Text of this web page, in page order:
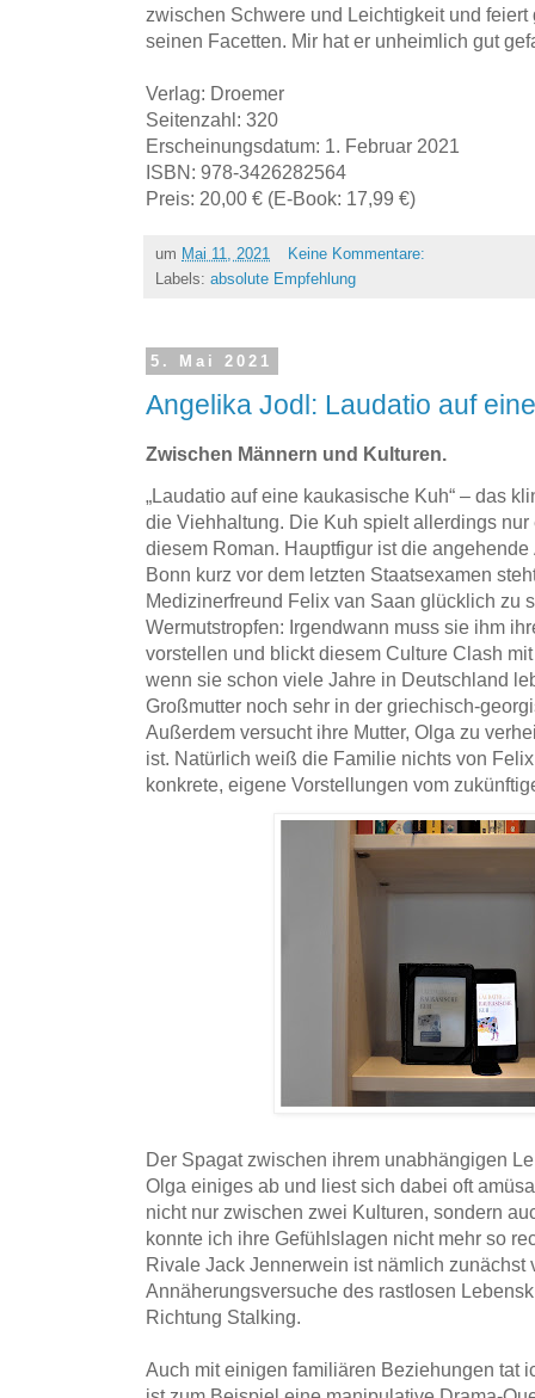
zwischen Schwere und Leichtigkeit und
seinen Facetten. Mir hat er unheimlich gut
Verlag: Droemer
Seitenzahl: 320
Erscheinungsdatum: 1. Februar 2021
ISBN: 978-3426282564
Preis: 20,00 € (E-Book: 17,99 €)
um Mai 11, 2021
Keine Kommentare:
Labels: absolute Empfehlung
5. Mai 2021
Angelika Jodl: Laudatio auf
Zwischen Männern und Kulturen.
„Laudatio auf eine kaukasische Kuh“ – das
die Viehhaltung. Die Kuh spielt allerdings
diesem Roman. Hauptfigur ist die
Bonn kurz vor dem letzten Staatsexamen
Medizinerfreund Felix van Saan glücklich zu
Wermutstropfen: Irgendwann muss sie ihm
vorstellen und blickt diesem Culture Clash
wenn sie schon viele Jahre in Deutschland
Großmutter noch sehr in der griechisch-
Außerdem versucht ihre Mutter, Olga zu
ist. Natürlich weiß die Familie nichts von
konkrete, eigene Vorstellungen vom
Der Spagat zwischen ihrem unabhängigen
Olga einiges ab und liest sich dabei oft
nicht nur zwischen zwei Kulturen, sondern
konnte ich ihre Gefühlslagen nicht mehr so
Rivale Jack Jennerwein ist nämlich
Annäherungsversuche des rastlosen
Richtung Stalking.
Auch mit einigen familiären Beziehungen tat